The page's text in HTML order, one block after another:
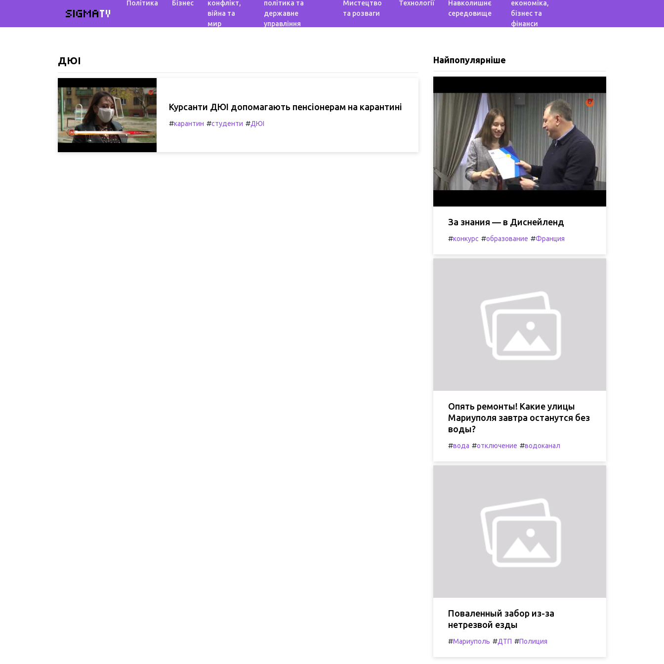
SIGMATV
Політика Бізнес
конфлікт,
війна та
мир
політика та
державне
управління
Мистецтво
та розваги
Технології
Навколишнє
середовище
економіка,
бізнес та
фінанси
ДЮІ
Курсанти ДЮІ допомагають пенсіонерам на карантині
#карантин #студенти #ДЮІ
Найпопулярніше
За знания — в Диснейленд
#конкурс #образование #Франция
Опять ремонты! Какие улицы
Мариуполя завтра останутся без
воды?
#вода #отключение #водоканал
Поваленный забор из-за
нетрезвой езды
#Мариуполь #ДТП #Полиция